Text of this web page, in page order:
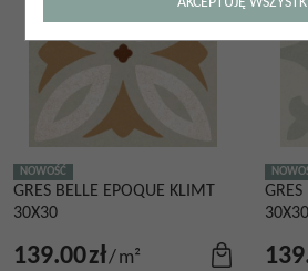
NOWOŚĆ
GRES BELLE EPOQUE KLIMT
30X30
139.00zł/m²
30X30